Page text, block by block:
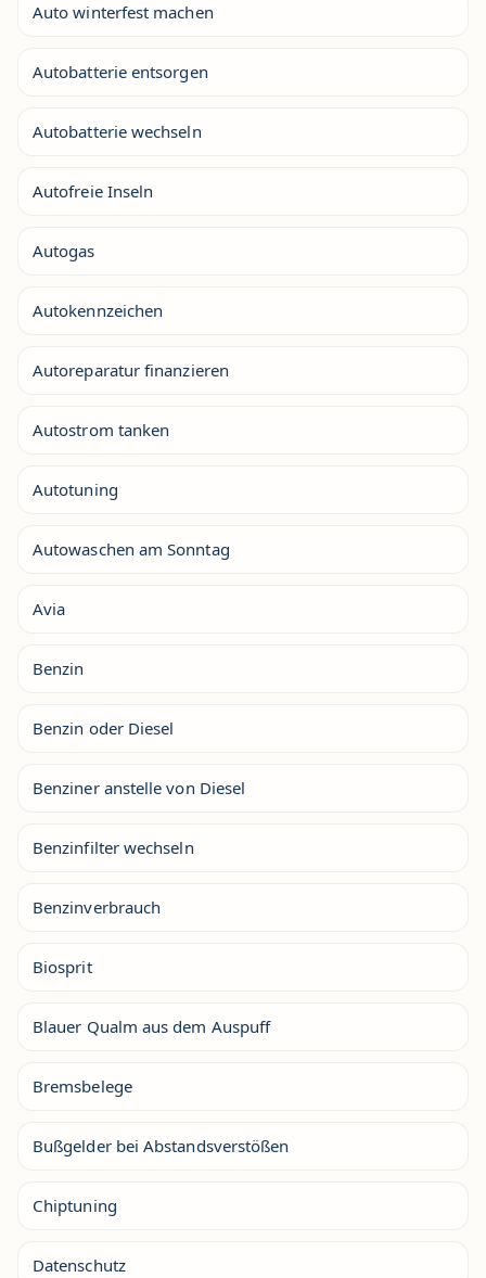
Auto winterfest machen
Autobatterie entsorgen
Autobatterie wechseln
Autofreie Inseln
Autogas
Autokennzeichen
Autoreparatur finanzieren
Autostrom tanken
Autotuning
Autowaschen am Sonntag
Avia
Benzin
Benzin oder Diesel
Benziner anstelle von Diesel
Benzinfilter wechseln
Benzinverbrauch
Biosprit
Blauer Qualm aus dem Auspuff
Bremsbelege
Bußgelder bei Abstandsverstößen
Chiptuning
Datenschutz